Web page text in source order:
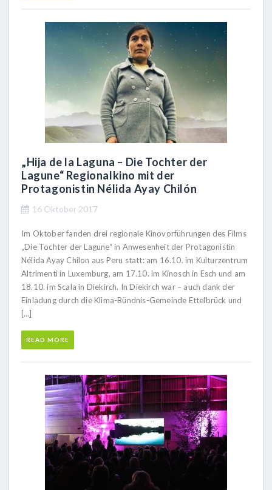
„Hija de la Laguna – Die Tochter der
Lagune“ Regionalkino mit der
Protagonistin Nélida Ayay Chilón
16 Oktober 2017
Im Oktober fanden drei regionale Kinovorführungen des Films
„Die Tochter der Lagune“ in Anwesenheit der Protagonistin
Nélida Ayay Chilon aus Peru statt: am 16.10. im Kulturzentrum
Altrimenti in Luxemburg, am 17.10. im Kinosch in Esch und am
18.10. im Scala in Diekirch. In Diekirch war – auch dank der
Einladung durch die Klima-Bündnis-Gemeinde Ettelbrück und
[…]
READ MORE